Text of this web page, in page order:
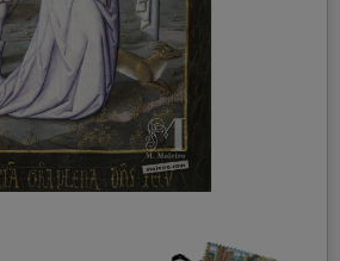
Accetto la
sulla privacy
Dati del destinatario